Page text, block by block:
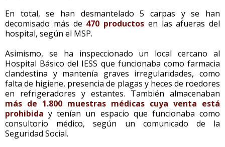
En total, se han desmantelado 5 carpas y se han
decomisado más de 470 productos en las afueras del
hospital, según el MSP.
Asimismo, se ha inspeccionado un local cercano al
Hospital Básico del IESS que funcionaba como farmacia
clandestina y mantenía graves irregularidades, como
falta de higiene, presencia de plagas y heces de roedores
en refrigeradores y estantes. También almacenaban
más de 1.800 muestras médicas cuya venta está
prohibida y tenían un espacio que funcionaba como
consultorio médico, según un comunicado de la
Seguridad Social.